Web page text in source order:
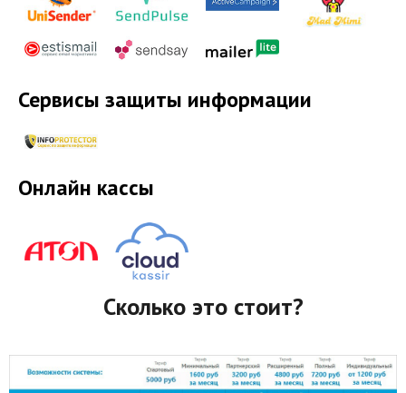
Сервисы защиты информации
Онлайн кассы
Сколько это стоит?